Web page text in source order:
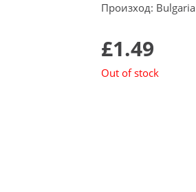
Произход: Bulgaria
£1.49
Out of stock